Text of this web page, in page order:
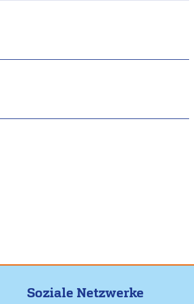
Soziale Netzwerke